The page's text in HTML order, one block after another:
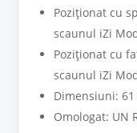
Poziţionat cu
scaunul iZi
Poziţionat cu
scaunul iZi
Dimensiuni: 61
Omologat: UN